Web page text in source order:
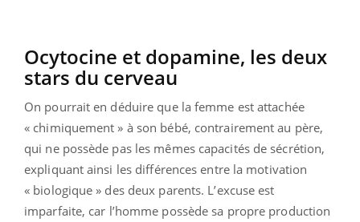
Ocytocine et dopamine, les deux
stars du cerveau
On pourrait en déduire que la femme est attachée
« chimiquement » à son bébé, contrairement au père,
qui ne possède pas les mêmes capacités de sécrétion,
expliquant ainsi les différences entre la motivation
« biologique » des deux parents. L’excuse est
imparfaite, car l’homme possède sa propre production